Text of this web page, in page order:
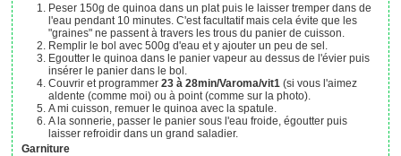
Peser 150g de quinoa dans un plat puis le laisser tremper dans de
l'eau pendant 10 minutes. C'est facultatif mais cela évite que les
"graines" ne passent à travers les trous du panier de cuisson.
Remplir le bol avec 500g d'eau et y ajouter un peu de sel.
Egoutter le quinoa dans le panier vapeur au dessus de l'évier puis
insérer le panier dans le bol.
Couvrir et programmer23 à 28min/Varoma/vit1(si vous l'aimez
aldente (comme moi) ou à point (comme sur la photo).
A mi cuisson, remuer le quinoa avec la spatule.
A la sonnerie, passer le panier sous l'eau froide, égoutter puis
laisser refroidir dans un grand saladier.
Garniture